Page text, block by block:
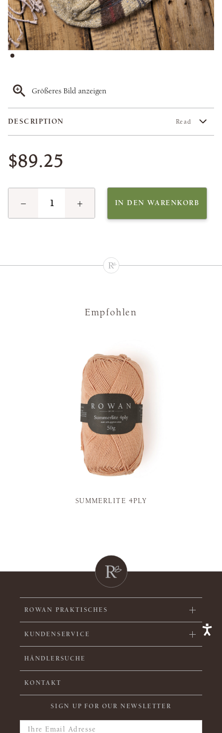
Größeres Bild anzeigen
DESCRIPTION Read
$89.25
− + IN DEN WARENKORB
Empfohlen
SUMMERLITE 4PLY
ROWAN PRAKTISCHES
KUNDENSERVICE
HÄNDLERSUCHE
KONTAKT
SIGN UP FOR OUR NEWSLETTER